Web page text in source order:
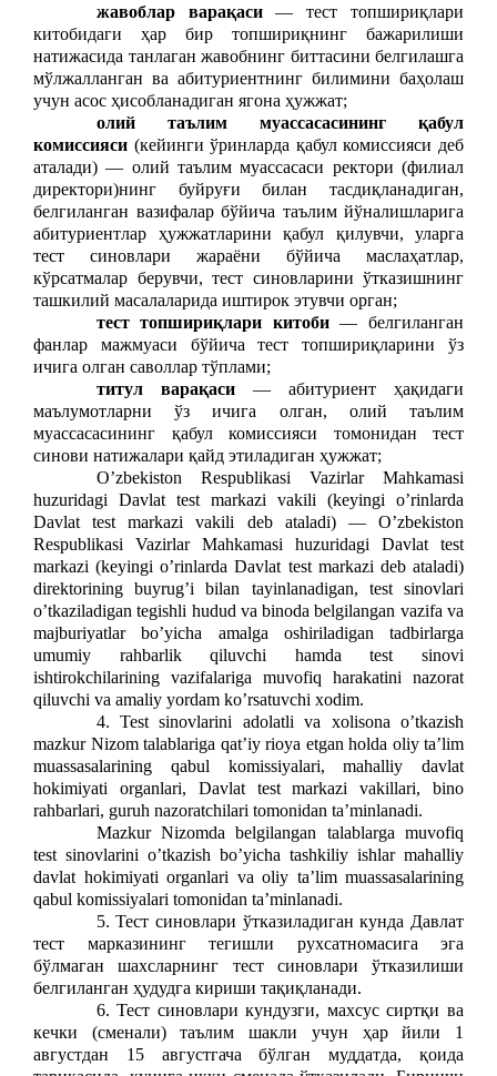
жавоблар варақаси— тест топшириқлари
китобидаги ҳар бир топшириқнинг бажарилиши
натижасида танлаган жавобнинг биттасини белгилашга
мўлжалланган ва абитуриентнинг билимини баҳолаш
учун асос ҳисобланадиган ягона ҳужжат;
олий таълим муассасасининг қабул
комиссияси (кейинги ўринларда қабул комиссияси деб
аталади) — олий таълим муассасаси ректори (филиал
директори)нинг буйруғи билан тасдиқланадиган,
белгиланган вазифалар бўйича таълим йўналишларига
абитуриентлар ҳужжатларини қабул қилувчи, уларга
тест синовлари жараёни бўйича маслаҳатлар,
кўрсатмалар берувчи, тест синовларини ўтказишнинг
ташкилий масалаларида иштирок этувчи орган;
тест топшириқлари китоби— белгиланган
фанлар мажмуаси бўйича тест топшириқларини ўз
ичига олган саволлар тўплами;
титул варақаси— абитуриент ҳақидаги
маълумотларни ўз ичига олган, олий таълим
муассасасининг қабул комиссияси томонидан тест
синови натижалари қайд этиладиган ҳужжат;
Oʼzbekiston Respublikasi Vazirlar Mahkamasi
huzuridagi Davlat test markazi vakili (keyingi oʼrinlarda
Davlat test markazi vakili deb ataladi) — Oʼzbekiston
Respublikasi Vazirlar Mahkamasi huzuridagi Davlat test
markazi (keyingi oʼrinlarda Davlat test markazi deb ataladi)
direktorining buyrugʼi bilan tayinlanadigan, test sinovlari
oʼtkaziladigan tegishli hudud va binoda belgilangan vazifa va
majburiyatlar boʼyicha amalga oshiriladigan tadbirlarga
umumiy rahbarlik qiluvchi hamda test sinovi
ishtirokchilarining vazifalariga muvofiq harakatini nazorat
qiluvchi va amaliy yordam koʼrsatuvchi xodim.
4. Test sinovlarini adolatli va xolisona oʼtkazish
mazkur Nizom talablariga qatʼiy rioya etgan holda oliy taʼlim
muassasalarining qabul komissiyalari, mahalliy davlat
hokimiyati organlari, Davlat test markazi vakillari, bino
rahbarlari, guruh nazoratchilari tomonidan taʼminlanadi.
Mazkur Nizomda belgilangan talablarga muvofiq
test sinovlarini oʼtkazish boʼyicha tashkiliy ishlar mahalliy
davlat hokimiyati organlari va oliy taʼlim muassasalarining
qabul komissiyalari tomonidan taʼminlanadi.
5. Тест синовлари ўтказиладиган кунда Давлат
тест марказининг тегишли рухсатномасига эга
бўлмаган шахсларнинг тест синовлари ўтказилиши
белгиланган ҳудудга кириши тақиқланади.
6. Тест синовлари кундузги, махсус сиртқи ва
кечки (сменали) таълим шакли учун ҳар йили 1
августдан 15 августгача бўлган муддатда, қоида